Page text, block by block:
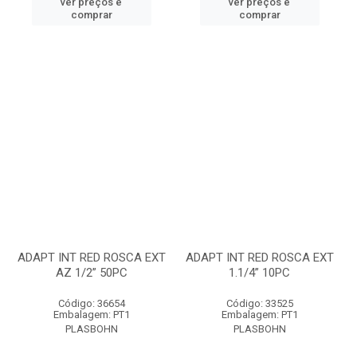
comprar
comprar
ADAPT INT RED ROSCA EXT
AZ 1/2” 50PC
Código: 36654
Embalagem: PT1
PLASBOHN
ADAPT INT RED ROSCA EXT
1.1/4” 10PC
Código: 33525
Embalagem: PT1
PLASBOHN